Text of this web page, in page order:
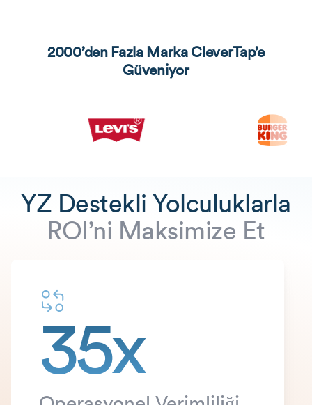
2000’den Fazla Marka CleverTap’e
Güveniyor
YZ Destekli Yolculuklarla
ROI’ni Maksimize Et
35x